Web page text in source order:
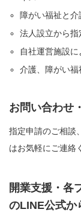
障がい福祉と
法人設立から
自社運営施設
介護、障がい福
お問い合わせ
指定申請のご相談
はお気軽にご連絡
開業支援・各
のLINE公式か